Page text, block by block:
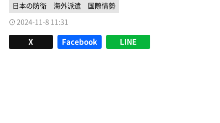
日本の防衛 海外派遣
国際情勢
2024-11-8 11:31
X Facebook LINE